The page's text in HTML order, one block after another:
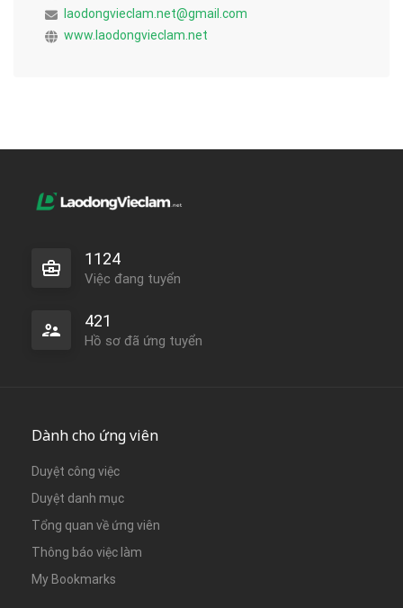
laodongvieclam.net@gmail.com
www.laodongvieclam.net
1124
Việc đang tuyển
421
Hồ sơ đã ứng tuyển
Dành cho ứng viên
Duyệt công việc
Duyệt danh mục
Tổng quan về ứng viên
Thông báo việc làm
My Bookmarks